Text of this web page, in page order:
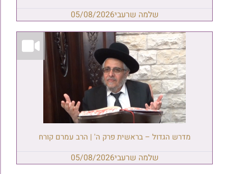
שלמה שרעבי05/08/2026
מדרש הגדול – בראשית פרק ה' | הרב עמרם קורח
שלמה שרעבי05/08/2026